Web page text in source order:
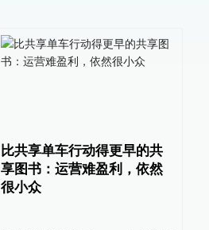
比共享单车行动得更早的共
享图书：运营难盈利，依然
很小众